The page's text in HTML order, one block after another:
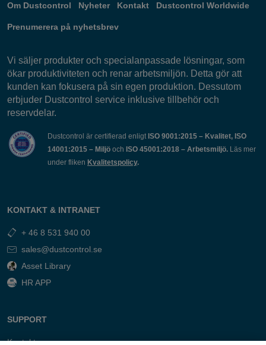
Om Dustcontrol Nyheter Kontakt Dustcontrol Worldwide
Prenumerera på nyhetsbrev
Vi säljer produkter och specialanpassade lösningar, som
ökar produktiviteten och renar arbetsmiljön. Detta gör att
kunden kan fokusera på sin egen produktion. Dessutom
erbjuder Dustcontrol service inklusive tillbehör och
reservdelar.
Dustcontrol är certifierad enligt ISO 9001:2015 – Kvalitet, ISO
14001:2015 – Miljö och ISO 45001:2018 – Arbetsmiljö. Läs mer
under fliken Kvalitetspolicy.
KONTAKT & INTRANET
+ 46 8 531 940 00
sales@dustcontrol.se
Asset Library
HR APP
SUPPORT
Kontakt